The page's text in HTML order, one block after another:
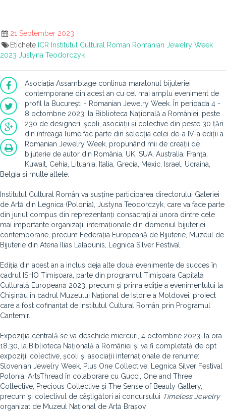
21 September 2023
Etichete ICR Institutul Cultural Roman Romanian Jewelry Week
2023 Justyna Teodorczyk
Asociația Assamblage continuă maratonul bijuteriei
contemporane din acest an cu cel mai amplu eveniment de
profil la București - Romanian Jewelry Week. În perioada 4 -
8 octombrie 2023, la Biblioteca Națională a României, peste
230 de designeri, școli, asociații și colective din peste 30 țări
din întreaga lume fac parte din selecția celei de-a IV-a ediții a
Romanian Jewelry Week, propunând mii de creații de
bijuterie de autor din România, UK, SUA, Australia, Franța,
Kuwait, Cehia, Lituania, Italia, Grecia, Mexic, Israel, Ucraina,
Belgia și multe altele.
Institutul Cultural Român va susține participarea directorului Galeriei
de Artă din Legnica (Polonia), Justyna Teodorczyk, care va face parte
din juriul compus din reprezentanți consacrați ai unora dintre cele
mai importante organizații internaționale din domeniul bijuteriei
contemporane, precum Federația Europeană de Bijuterie, Muzeul de
Bijuterie din Atena Ilias Lalaounis, Legnica Silver Festival.
Ediția din acest an a inclus deja alte două evenimente de succes în
cadrul ISHO Timișoara, parte din programul Timișoara Capitală
Culturală Europeană 2023, precum și prima ediție a evenimentului la
Chișinău în cadrul Muzeului Național de Istorie a Moldovei, proiect
care a fost cofinanțat de Institutul Cultural Român prin Programul
Cantemir.
Expoziția centrală se va deschide miercuri, 4 octombrie 2023, la ora
18.30, la Biblioteca Națională a României și va fi completată de opt
expoziții colective, școli și asociații internaționale de renume:
Slovenian Jewelry Week, Plus One Collective, Legnica Silver Festival
Polonia, ArtsThread în colaborare cu Gucci, One and Three
Collective, Precious Collective și The Sense of Beauty Gallery,
precum și colectivul de câștigători ai concursului Timeless Jewelry
organizat de Muzeul Național de Artă Brașov.